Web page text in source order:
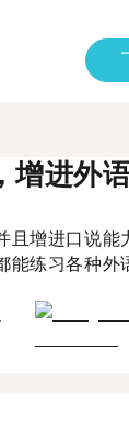
增进外
且增进口说能
练习各种外